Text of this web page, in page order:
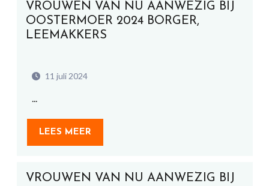
VROUWEN VAN NU AANWEZIG BIJ
OOSTERMOER 2024 BORGER,
LEEMAKKERS
11 juli 2024
...
LEES MEER
VROUWEN VAN NU AANWEZIG BIJ